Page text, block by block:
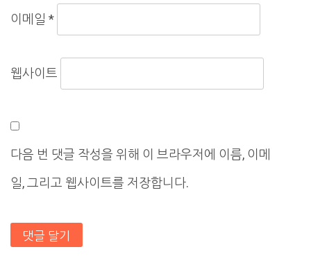
이메일 *
웹사이트
다음 번 댓글 작성을 위해 이 브라우저에 이름, 이메
일, 그리고 웹사이트를 저장합니다.